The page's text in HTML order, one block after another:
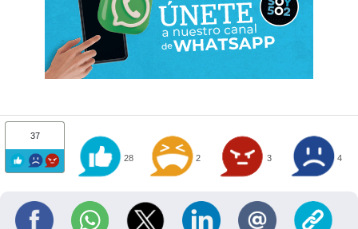
37
28 2 3 4